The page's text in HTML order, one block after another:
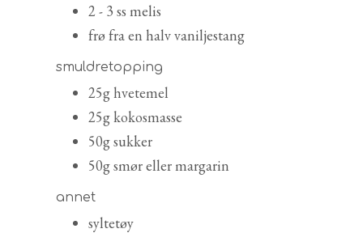
2 - 3 ss melis
frø fra en halv vaniljestang
smuldretopping
25g hvetemel
25g kokosmasse
50g sukker
50g smør eller margarin
annet
syltetøy